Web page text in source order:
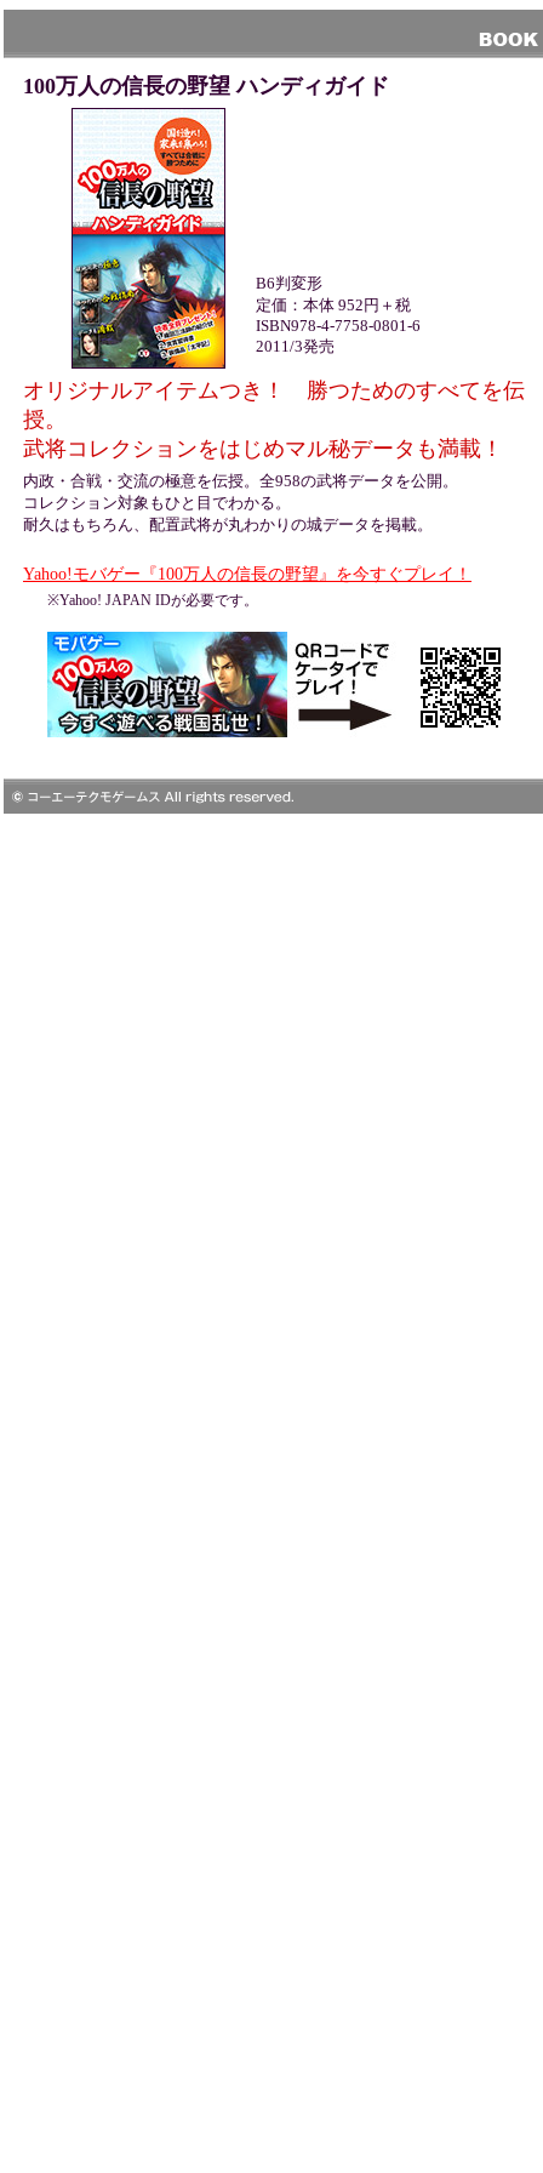
100万人の信長の野望 ハンディガイド
B6判変形
定価：本体 952円＋税
ISBN978-4-7758-0801-6
2011/3発売
オリジナルアイテムつき！ 勝つためのすべてを伝
授。
武将コレクションをはじめマル秘データも満載！
内政・合戦・交流の極意を伝授。全958の武将データを公開。
コレクション対象もひと目でわかる。
耐久はもちろん、配置武将が丸わかりの城データを掲載。
Yahoo!モバゲー『100万人の信長の野望』を今すぐプレイ！
※Yahoo! JAPAN IDが必要です。